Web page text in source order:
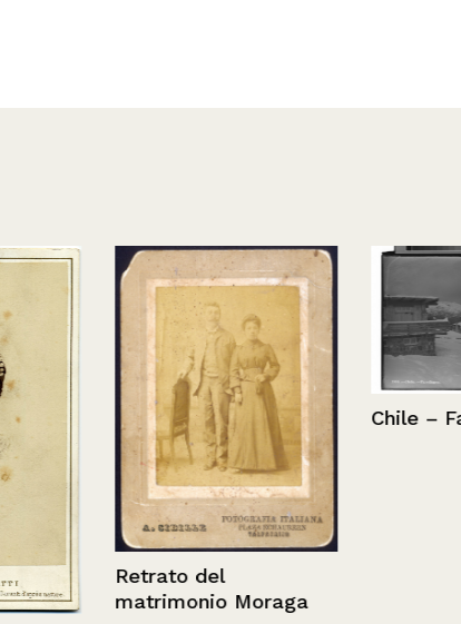
Retrato del
matrimonio Moraga
Chile –